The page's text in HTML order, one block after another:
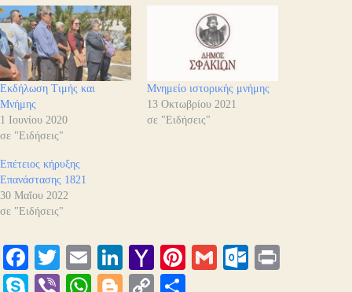
Εκδήλωση Τιμής και
Μνήμης
1 Ιουνίου 2020
σε "Ειδήσεις"
Μνημείο ιστορικής μνήμης
13 Οκτωβρίου 2021
σε "Ειδήσεις"
Επέτειος κήρυξης
Επανάστασης 1821
30 Μαΐου 2022
σε "Ειδήσεις"
Fa
ce
T
wi
E
m
Li
nk
Y
ah
Pi G
O
S
Vi W Bl C